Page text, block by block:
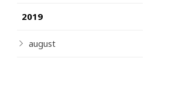
2019
august